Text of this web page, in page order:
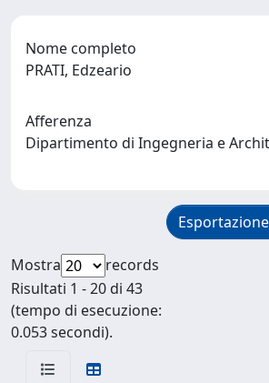
Nome completo
PRATI, Edzeario
Afferenza
Dipartimento di Ingegneria e
Esportazione
Mostra
records
Risultati 1 - 20 di 43
(tempo di esecuzione:
0.053 secondi).